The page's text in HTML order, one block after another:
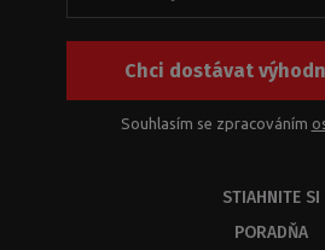
Chci dostávat
Souhlasím se zpracováním
STIAHNITE SI
PORADŇA